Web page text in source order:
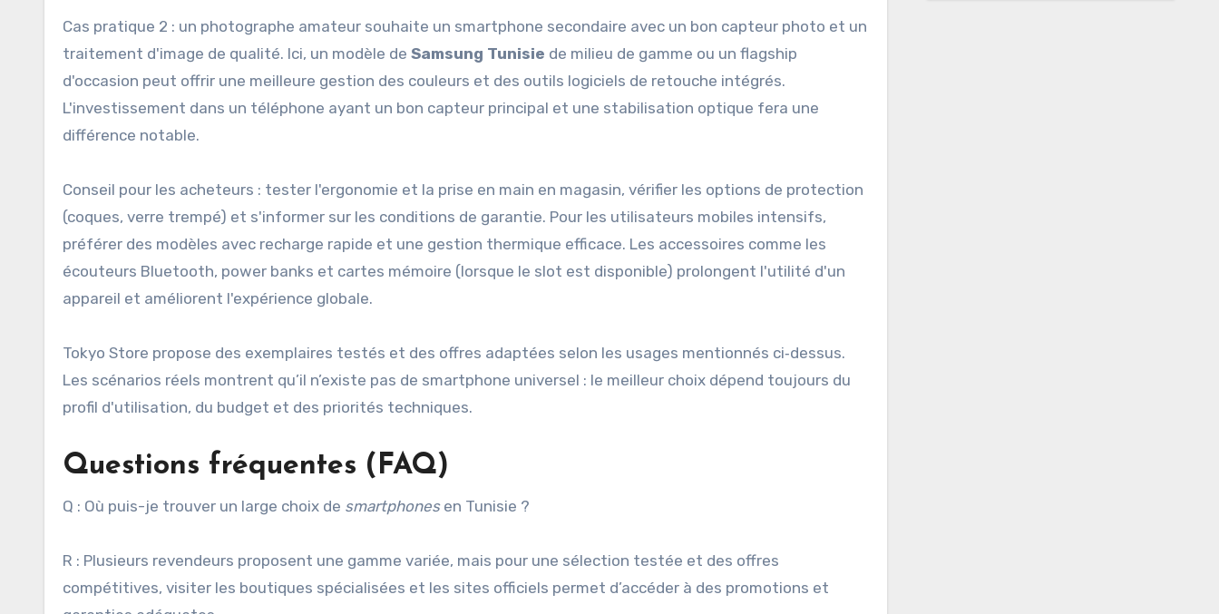
Cas pratique 2 : un photographe amateur souhaite un smartphone secondaire avec un bon capteur photo et un
traitement d'image de qualité. Ici, un modèle de Samsung Tunisie de milieu de gamme ou un flagship
d'occasion peut offrir une meilleure gestion des couleurs et des outils logiciels de retouche intégrés.
L'investissement dans un téléphone ayant un bon capteur principal et une stabilisation optique fera une
différence notable.
Conseil pour les acheteurs : tester l'ergonomie et la prise en main en magasin, vérifier les options de protection
(coques, verre trempé) et s'informer sur les conditions de garantie. Pour les utilisateurs mobiles intensifs,
préférer des modèles avec recharge rapide et une gestion thermique efficace. Les accessoires comme les
écouteurs Bluetooth, power banks et cartes mémoire (lorsque le slot est disponible) prolongent l'utilité d'un
appareil et améliorent l'expérience globale.
Tokyo Store propose des exemplaires testés et des offres adaptées selon les usages mentionnés ci‑dessus.
Les scénarios réels montrent qu’il n’existe pas de smartphone universel : le meilleur choix dépend toujours du
profil d'utilisation, du budget et des priorités techniques.
Questions fréquentes (FAQ)
Q : Où puis-je trouver un large choix de smartphonesen Tunisie ?
R : Plusieurs revendeurs proposent une gamme variée, mais pour une sélection testée et des offres
compétitives, visiter les boutiques spécialisées et les sites officiels permet d’accéder à des promotions et